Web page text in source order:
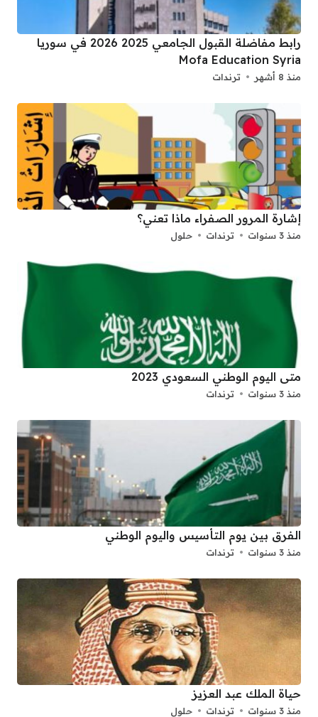
رابط مفاضلة القبول الجامعي 2025 2026 في سوريا
Mofa Education Syria
منذ 8 أشهر ترندات
إشارة المرور الصفراء ماذا تعني؟
منذ 3 سنوات ترندات حلول
متى اليوم الوطني السعودي 2023
منذ 3 سنوات ترندات
الفرق بين يوم التأسيس واليوم الوطني
منذ 3 سنوات ترندات
حياة الملك عبد العزيز
منذ 3 سنوات ترندات حلول